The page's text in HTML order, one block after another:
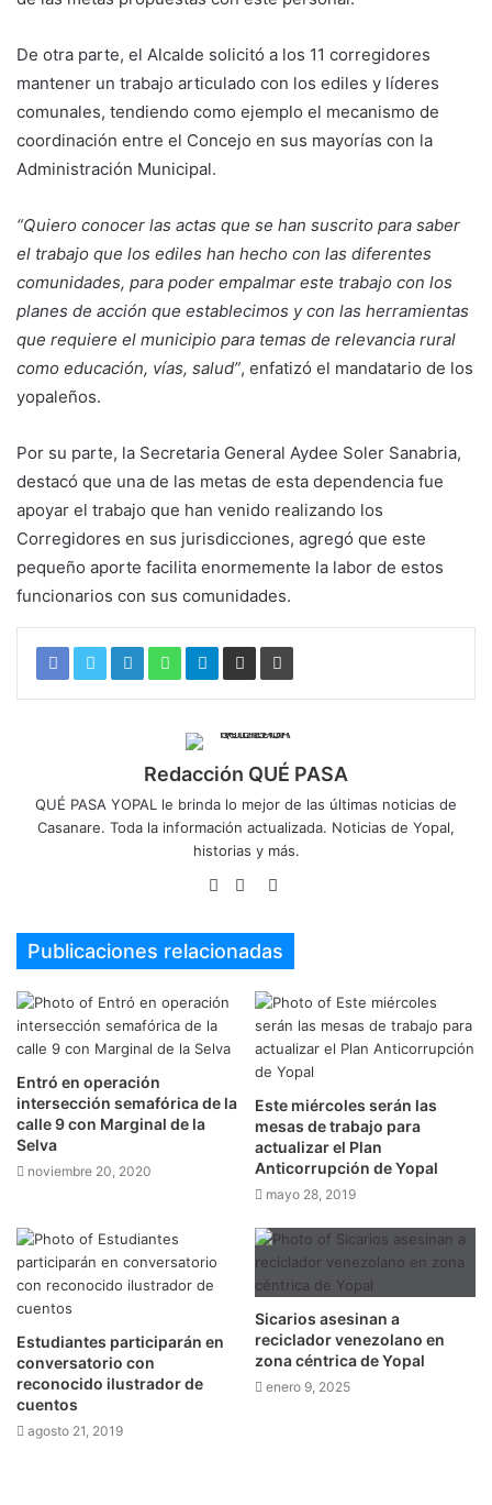
De otra parte, el Alcalde solicitó a los 11 corregidores
mantener un trabajo articulado con los ediles y líderes
comunales, tendiendo como ejemplo el mecanismo de
coordinación entre el Concejo en sus mayorías con la
Administración Municipal.
“Quiero conocer las actas que se han suscrito para saber
el trabajo que los ediles han hecho con las diferentes
comunidades, para poder empalmar este trabajo con los
planes de acción que establecimos y con las herramientas
que requiere el municipio para temas de relevancia rural
como educación, vías, salud”, enfatizó el mandatario de los
yopaleños.
Por su parte, la Secretaria General Aydee Soler Sanabria,
destacó que una de las metas de esta dependencia fue
apoyar el trabajo que han venido realizando los
Corregidores en sus jurisdicciones, agregó que este
pequeño aporte facilita enormemente la labor de estos
funcionarios con sus comunidades.
Redacción QUÉ PASA
QUÉ PASA YOPAL le brinda lo mejor de las últimas noticias de
Casanare. Toda la información actualizada. Noticias de Yopal,
historias y más.
Sitio Facebook
Twitter
Publicaciones relacionadas
Entró en operación
intersección semafórica de la
calle 9 con Marginal de la
Selva
noviembre 20, 2020
Este miércoles serán las
mesas de trabajo para
actualizar el Plan
Anticorrupción de Yopal
mayo 28, 2019
Estudiantes participarán en
conversatorio con
reconocido ilustrador de
cuentos
agosto 21, 2019
Sicarios asesinan a
reciclador venezolano en
zona céntrica de Yopal
enero 9, 2025